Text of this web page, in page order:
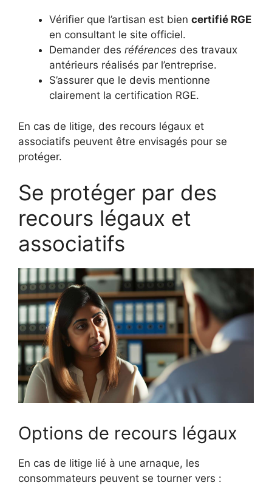
Vérifier que l’artisan est bien certifié RGE
en consultant le site officiel.
Demander des références des travaux
antérieurs réalisés par l’entreprise.
S’assurer que le devis mentionne
clairement la certification RGE.
En cas de litige, des recours légaux et
associatifs peuvent être envisagés pour se
protéger.
Se protéger par des
recours légaux et
associatifs
Options de recours légaux
En cas de litige lié à une arnaque, les
consommateurs peuvent se tourner vers :